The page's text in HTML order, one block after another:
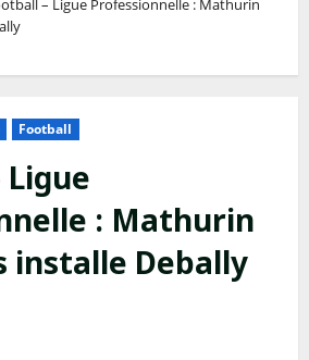
– Ligue Professionnelle : Mathurin
Football
Ligue
: Mathurin
installe Debally